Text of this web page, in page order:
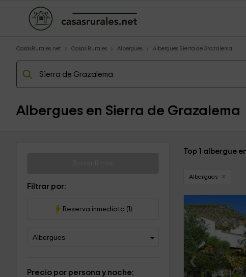
CasasRurales.net Casas Rurales Albergues Albergues Sierra de Grazalema
Albergues en Sierra de Grazalema
Filtrar por:
Reserva inmediata (1)
Precio por persona y noche:
Top 1 albergue
Albergues
‹